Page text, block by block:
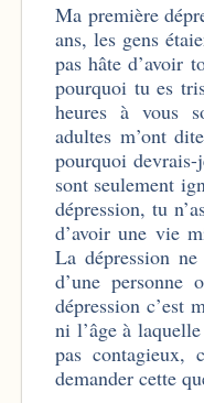
Ma première
ans, les gens
pas hâte d’avoir
pourquoi tu es
heures à vous
adultes m’ont
pourquoi devrais-
sont seulement
dépression, tu
d’avoir une vie
La dépression
d’une
dépression c’est
ni l’âge à
pas
demander cette